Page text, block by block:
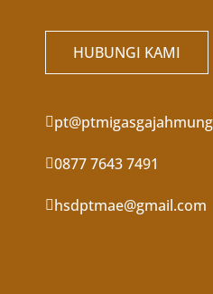
HUBUNGI KAMI
0877 7643 7491
hsdptmae@gmail.com